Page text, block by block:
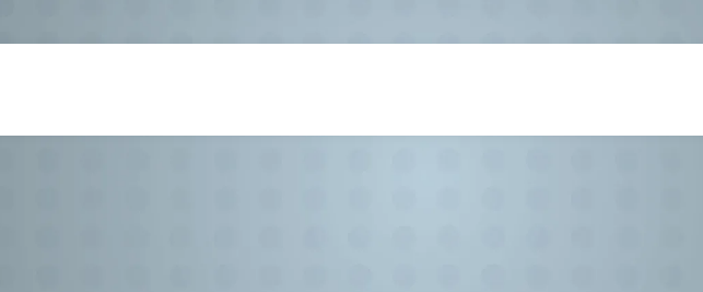
CARBONERAS Y ÁLVARO FDEZ.